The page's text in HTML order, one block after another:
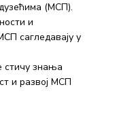
(МСП).
и
сагледавају у
стичу знања
и развој МСП